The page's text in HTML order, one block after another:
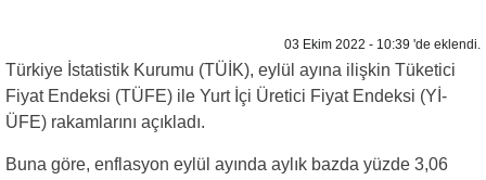
03 Ekim 2022 - 10:39 'de eklendi.
Türkiye İstatistik Kurumu (TÜİK), eylül ayına ilişkin Tüketici
Fiyat Endeksi (TÜFE) ile Yurt İçi Üretici Fiyat Endeksi (Yİ-
ÜFE) rakamlarını açıkladı.
Buna göre, enflasyon eylül ayında aylık bazda yüzde 3,06